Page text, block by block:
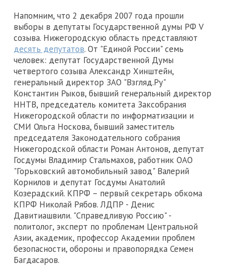
Напомним, что 2 декабря 2007 года прошли
выборы в депутаты Государственной думы РФ V
созыва. Нижегородскую область представляют
десять депутатов. От "Единой России" семь
человек: депутат Государственной Думы
четвертого созыва Александр Хинштейн,
генеральный директор ЗАО "Взгляд.Ру"
Константин Рыков, бывший генеральный директор
ННТВ, председатель комитета Заксобрания
Нижегородской области по информатизации и
СМИ Ольга Носкова, бывший заместитель
председателя Законодательного собрания
Нижегородской области Роман Антонов, депутат
Госдумы Владимир Стальмахов, работник ОАО
"Горьковский автомобильный завод" Валерий
Корнилов и депутат Госдумы Анатолий
Козерадский. КПРФ – первый секретарь обкома
КПРФ Николай Рябов. ЛДПР - Денис
Давитиашвили. "Справедливую Россию" -
политолог, эксперт по проблемам Центральной
Азии, академик, профессор Академии проблем
безопасности, обороны и правопорядка Семен
Багдасаров.